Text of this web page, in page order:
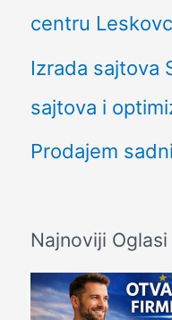
centru
Izrada sajtova
sajtova i
Prodajem
Najnoviji Oglasi